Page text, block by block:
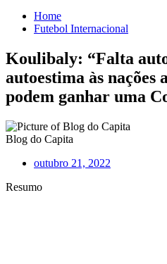
Home
Futebol Internacional
Koulibaly: “Falta
autoestima às nações
podem ganhar uma
Blog do Capita
outubro 21, 2022
Resumo